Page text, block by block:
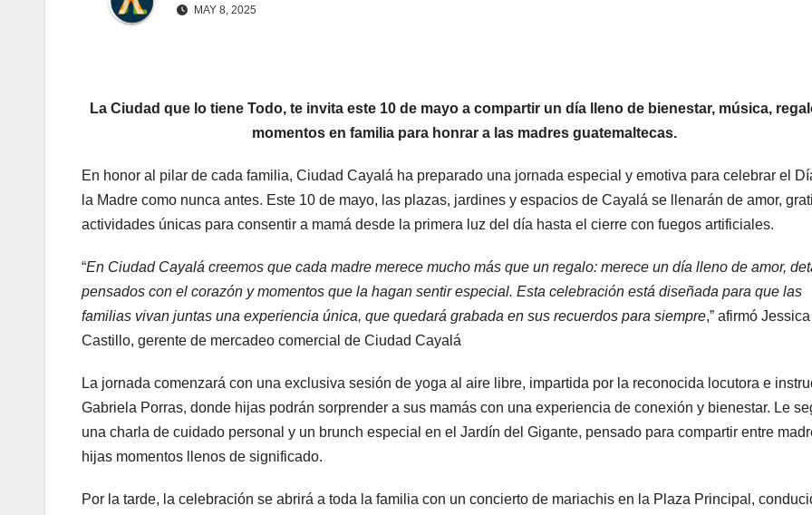
MAY 8, 2025
La Ciudad que lo tiene Todo, te invita este 10 de mayo a compartir un día lleno de bienestar, música,
momentos en familia para honrar a las madres guatemaltecas.
En honor al pilar de cada familia, Ciudad Cayalá ha preparado una jornada especial y emotiva para celebrar el
la Madre como nunca antes. Este 10 de mayo, las plazas, jardines y espacios de Cayalá se llenarán de amor,
actividades únicas para consentir a mamá desde la primera luz del día hasta el cierre con fuegos artificiales.
“En Ciudad Cayalá creemos que cada madre merece mucho más que un regalo: merece un día lleno de amor,
pensados con el corazón y momentos que la hagan sentir especial. Esta celebración está diseñada para que las
familias vivan juntas una experiencia única, que quedará grabada en sus recuerdos para siempre,” afirmó Jessica
Castillo, gerente de mercadeo comercial de Ciudad Cayalá
La jornada comenzará con una exclusiva sesión de yoga al aire libre, impartida por la reconocida locutora e
Gabriela Porras, donde hijas podrán sorprender a sus mamás con una experiencia de conexión y bienestar. Le
una charla de cuidado personal y un brunch especial en el Jardín del Gigante, pensado para compartir entre
hijas momentos llenos de significado.
Por la tarde, la celebración se abrirá a toda la familia con un concierto de mariachis en la Plaza Principal,